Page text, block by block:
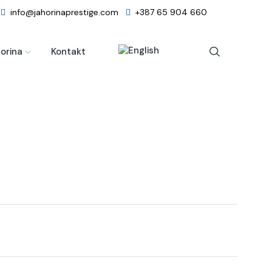
info@jahorinaprestige.com +387 65 904 660
Kontakt